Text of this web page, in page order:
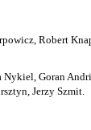
Robert
Goran
Jerzy Szmit.